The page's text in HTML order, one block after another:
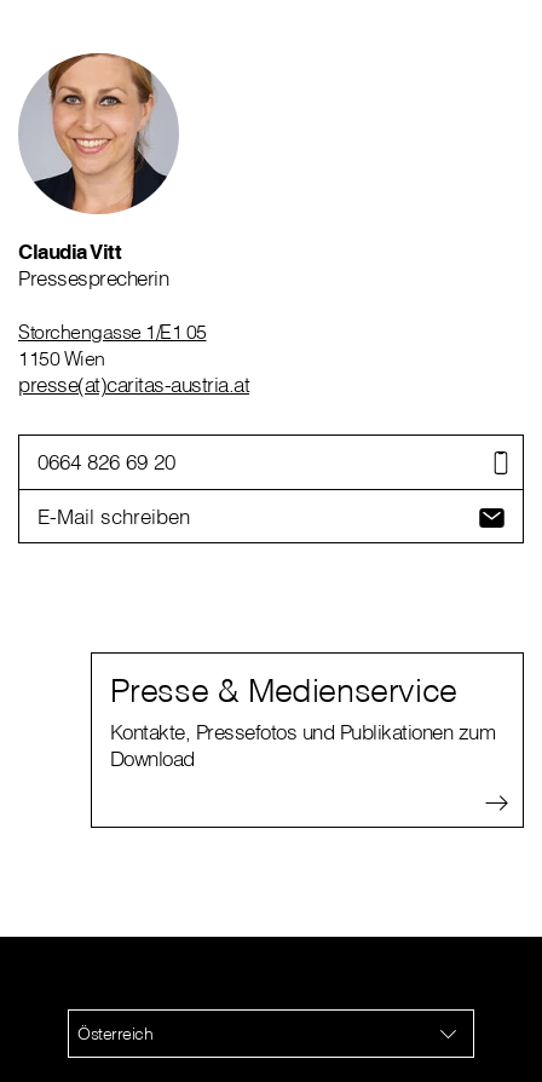
Claudia Vitt
Pressesprecherin
Storchengasse 1/E1 05
1150 Wien
presse(at)caritas-austria.at
0664 826 69 20
E-Mail schreiben
Presse & Medienservice
Kontakte, Pressefotos und Publikationen zum
Download
Österreich